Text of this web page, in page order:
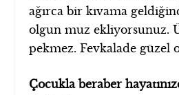
ağırca bir kıvama
olgun muz ekliyorsunuz.
pekmez. Fevkalade güzel
Çocukla beraber